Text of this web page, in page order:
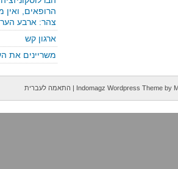
הרופאים,
צהר: ארבע
ארגון קש
משריינים את
Indomagz Wordpress Theme by
| התאמה לעברית